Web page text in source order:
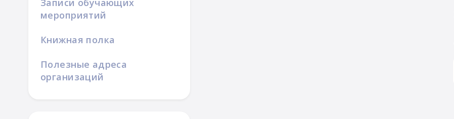
Записи обучающих
мероприятий
Книжная полка
Полезные адреса
организаций